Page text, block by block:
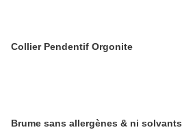
Collier Pendentif Orgonite
Brume sans allergènes & ni solvants